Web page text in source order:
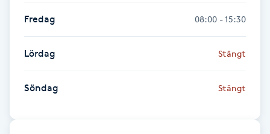
Frisör
Funktionsanalys
Färgning
Fredag 08:00 - 15:30
Lördag Stängt
Söndag Stängt